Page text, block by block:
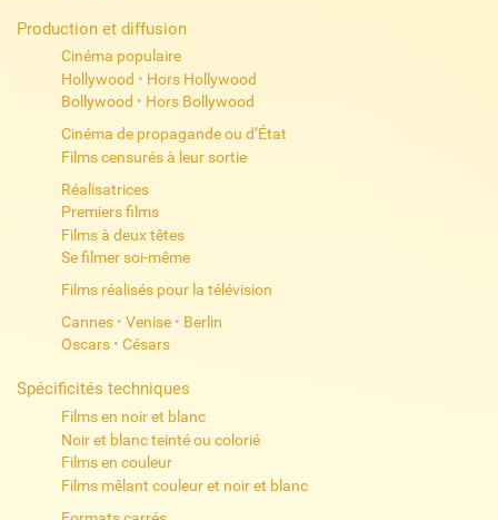
Production et diffusion
Cinéma populaire
Hollywood • Hors Hollywood
Bollywood • Hors Bollywood
Cinéma de propagande ou d’État
Films censurés à leur sortie
Réalisatrices
Premiers films
Films à deux têtes
Se filmer soi-même
Films réalisés pour la télévision
Cannes • Venise • Berlin
Oscars • Césars
Spécificités techniques
Films en noir et blanc
Noir et blanc teinté ou colorié
Films en couleur
Films mêlant couleur et noir et blanc